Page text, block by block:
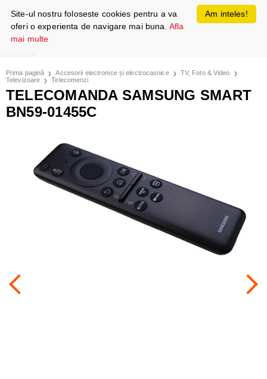
Prima pagină Accesorii electronice și electrocasnice
TV, Foto & Video
Televizoare
Telecomenzi
TELECOMANDA SAMSUNG SMART
BN59-01455C
Am inteles!
Site-ul nostru foloseste cookies pentru a va
oferi o experienta de navigare mai buna. Afla
mai multe